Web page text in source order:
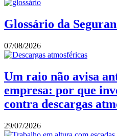
Glossário da
07/08/2026
Um raio não avisa
empresa: por que
contra descargas
29/07/2026